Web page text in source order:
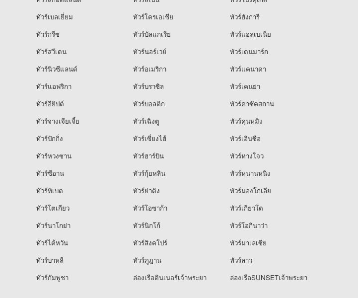
ทัวร์เบลเยี่ยม ทัวร์โครเอเชีย
ทัวร์ฮังการี
ทัวร์กรีซ ทัวร์บัลแกเรีย
ทัวร์แอลเบเนีย
ทัวร์สวีเดน ทัวร์นอร์เวย์
ทัวร์เดนมาร์ก
ทัวร์นิวซีแลนด์ ทัวร์อเมริกา
ทัวร์แคนาดา
ทัวร์แอฟริกา ทัวร์บราซิล
ทัวร์เคนย่า
ทัวร์อียิปต์ ทัวร์บอลติก
ทัวร์คาซัคสถาน
ทัวร์จางเจียเจี้ย ทัวร์เฉิงตู
ทัวร์คุนหมิง
ทัวร์ปักกิ่ง ทัวร์เซี่ยงไฮ้
ทัวร์เอินซือ
ทัวร์หวงซาน ทัวร์ฮาร์บิน
ทัวร์หางโจว
ทัวร์ซีอาน ทัวร์กุ้ยหลิน
ทัวร์หนานหนิง
ทัวร์ทิเบต ทัวร์ย่าติง
ทัวร์มองโกเลีย
ทัวร์โตเกียว ทัวร์โอซาก้า
ทัวร์เกียวโต
ทัวร์นาโกย่า ทัวร์นิกโก้
ทัวร์โอกินาว่า
ทัวร์ไต้หวัน ทัวร์สิงคโปร์
ทัวร์มาเลเซีย
ทัวร์บาหลี ทัวร์ภูฎาน
ทัวร์ลาว
ทัวร์กัมพูชา ล่องเรือดินเนอร์เจ้าพระยา
ล่องเรือSUNSETเจ้าพระยา